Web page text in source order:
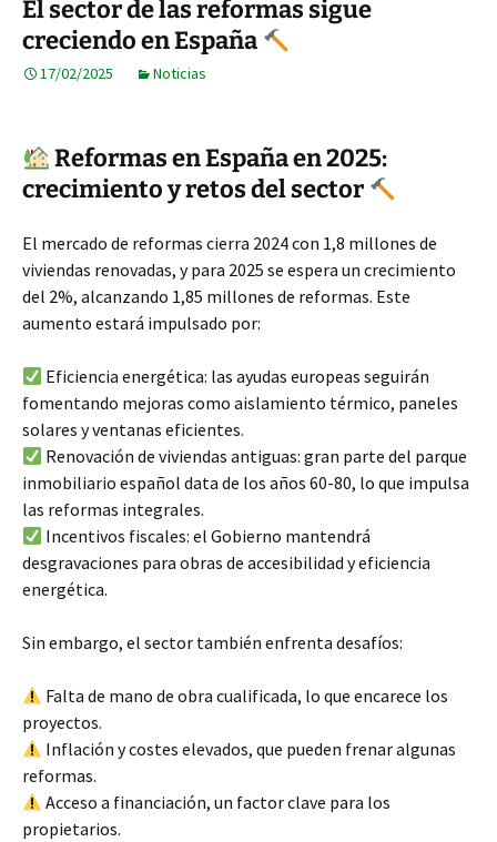
El sector de las reformas sigue
creciendo en España
17/02/2025 Noticias
Reformas en España en 2025:
crecimiento y retos del sector
El mercado de reformas cierra 2024 con 1,8 millones de
viviendas renovadas, y para 2025 se espera un crecimiento
del 2%, alcanzando 1,85 millones de reformas. Este
aumento estará impulsado por:
Eficiencia energética: las ayudas europeas seguirán
fomentando mejoras como aislamiento térmico, paneles
solares y ventanas eficientes.
Renovación de viviendas antiguas: gran parte del parque
inmobiliario español data de los años 60-80, lo que impulsa
las reformas integrales.
Incentivos fiscales: el Gobierno mantendrá
desgravaciones para obras de accesibilidad y eficiencia
energética.
Sin embargo, el sector también enfrenta desafíos:
Falta de mano de obra cualificada, lo que encarece los
proyectos.
Inflación y costes elevados, que pueden frenar algunas
reformas.
Acceso a financiación, un factor clave para los
propietarios.